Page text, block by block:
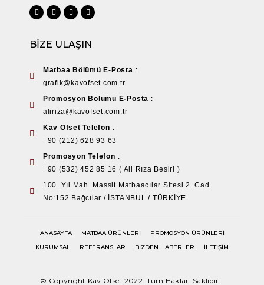
BİZE ULAŞIN
Matbaa Bölümü E-Posta :
grafik@kavofset.com.tr
Promosyon Bölümü E-Posta :
aliriza@kavofset.com.tr
Kav Ofset Telefon :
+90 (212) 628 93 63
Promosyon Telefon :
+90 (532) 452 85 16 ( Ali Rıza Besiri )
100. Yıl Mah. Massit Matbaacılar Sitesi 2. Cad.
No:152 Bağcılar / İSTANBUL / TÜRKİYE
ANASAYFA MATBAA ÜRÜNLERİ
PROMOSYON ÜRÜNLERİ
KURUMSAL
REFERANSLAR BİZDEN HABERLER İLETİŞİM
© Copyright Kav Ofset 2022. Tüm Hakları Saklıdır.